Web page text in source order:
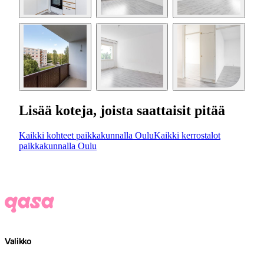
Lisää koteja, joista saattaisit pitää
Kaikki kohteet paikkakunnalla OuluKaikki kerrostalot
paikkakunnalla Oulu
Valikko